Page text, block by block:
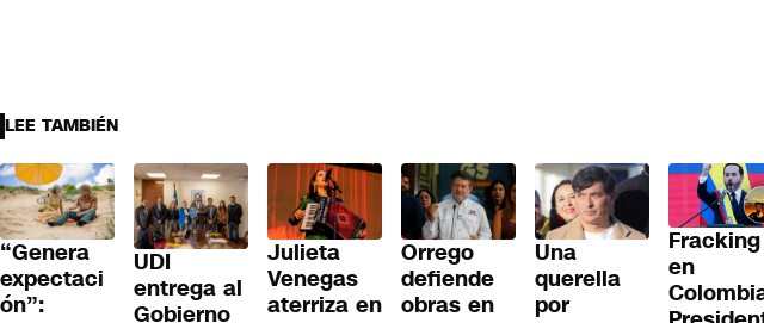
LEE TAMBIÉN
“Genera
expectaci
ón”:
UDI
entrega al
Gobierno
Julieta
Venegas
aterriza en
Orrego
defiende
obras en
Una
querella
por
Fracking
en